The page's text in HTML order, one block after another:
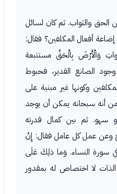
الحق والثواب. ثم كان لسائل
أفعال المكلفين؟ فقال:
وَالْأَرْضَ بِالْحَقِّ مستتبعة
الصانع القدير، فحبوط
وكونها غير مبنية على
من أنه سبحانه يمكن أن يوجد
سهو. ثم بين كمال قدرته
وعن عمل كل عامل فقال: إِنْ
سورة النساء. وَما ذلِكَ عَلَى
الذات لا اختصاص له بمقدور